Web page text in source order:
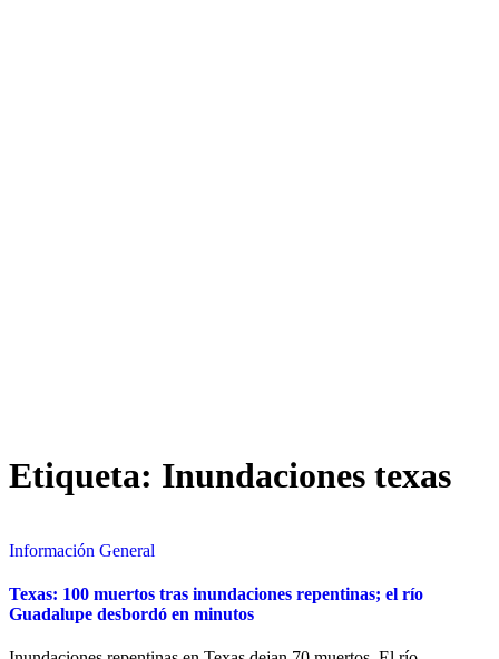
Etiqueta: Inundaciones texas
Información General
Texas: 100 muertos tras inundaciones repentinas; el río
Guadalupe desbordó en minutos